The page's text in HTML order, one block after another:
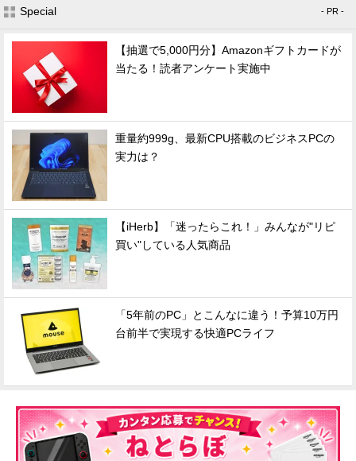
Special - PR -
【抽選で5,000円分】Amazonギフトカードが
当たる！読者アンケート実施中
重量約999g、最新CPU搭載のビジネスPCの
実力は？
【iHerb】「迷ったらこれ！」みんなが"リピ
買い"している人気商品
「5年前のPC」とこんなに違う！予算10万円
台前半で実現する快適PCライフ